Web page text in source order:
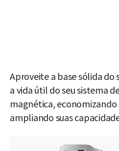
Aproveite a base sólida do
a vida útil do seu sistema
magnética, economizando
ampliando suas